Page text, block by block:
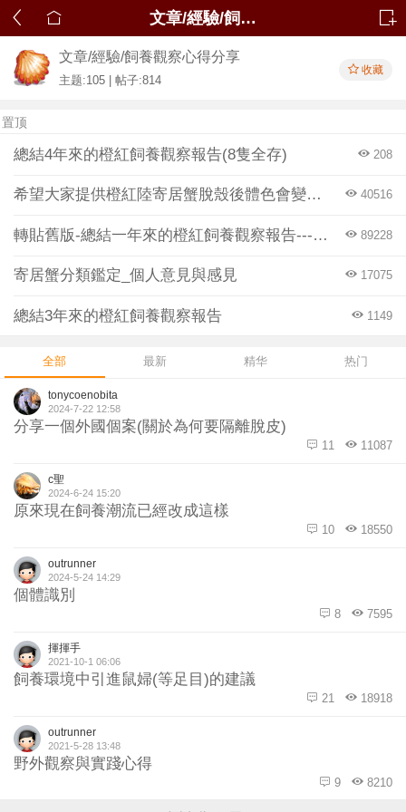
文章/經驗/飼養觀察心得分享
主题:105 | 帖子:814
收藏
置顶
總結4年來的橙紅飼養觀察報告(8隻全存) 208
希望大家提供橙紅陸寄居蟹脫殼後體色會變淡的個人經驗 40516
轉貼舊版-總結一年來的橙紅飼養觀察報告---橙紅的三悲哀 89228
寄居蟹分類鑑定_個人意見與感見 17075
總結3年來的橙紅飼養觀察報告 1149
全部 最新 精华 热门
tonycoenobita
2024-7-22 12:58
分享一個外國個案(關於為何要隔離脫皮)
11 11087
c聖
2024-6-24 15:20
原來現在飼養潮流已經改成這樣
10 18550
outrunner
2024-5-24 14:29
個體識別
8 7595
揮揮手
2021-10-1 06:06
飼養環境中引進鼠婦(等足目)的建議
21 18918
outrunner
2021-5-28 13:48
野外觀察與實踐心得
9 8210
文章/經驗/飼養觀察心得分享